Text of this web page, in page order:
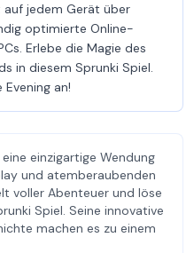
auf jedem Gerät über
optimierte Online-
Erlebe die Magie des
in diesem Sprunki Spiel.
an!
einzigartige Wendung
und atemberaubenden
voller Abenteuer und löse
Spiel. Seine innovative
machen es zu einem